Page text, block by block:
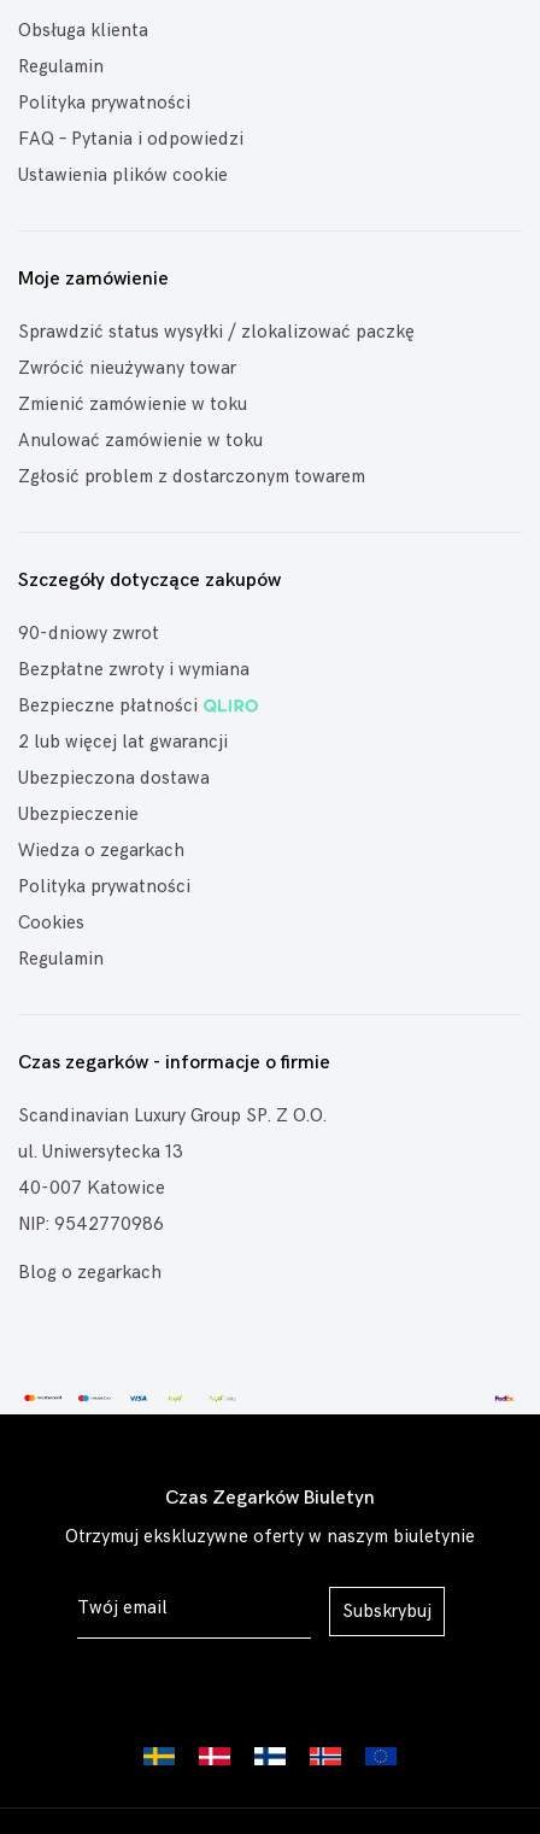
Obsługa klienta
Regulamin
Polityka prywatności
FAQ – Pytania i odpowiedzi
Ustawienia plików cookie
Moje zamówienie
Sprawdzić status wysyłki / zlokalizować paczkę
Zwrócić nieużywany towar
Zmienić zamówienie w toku
Anulować zamówienie w toku
Zgłosić problem z dostarczonym towarem
Szczegóły dotyczące zakupów
90-dniowy zwrot
Bezpłatne zwroty i wymiana
Bezpieczne płatności
2 lub więcej lat gwarancji
Ubezpieczona dostawa
Ubezpieczenie
Wiedza o zegarkach
Polityka prywatności
Cookies
Regulamin
Czas zegarków - informacje o firmie
Scandinavian Luxury Group SP. Z O.O.
ul. Uniwersytecka 13
40-007 Katowice
NIP: 9542770986
Blog o zegarkach
Czas Zegarków Biuletyn
Otrzymuj ekskluzywne oferty w naszym biuletynie
Subskrybuj